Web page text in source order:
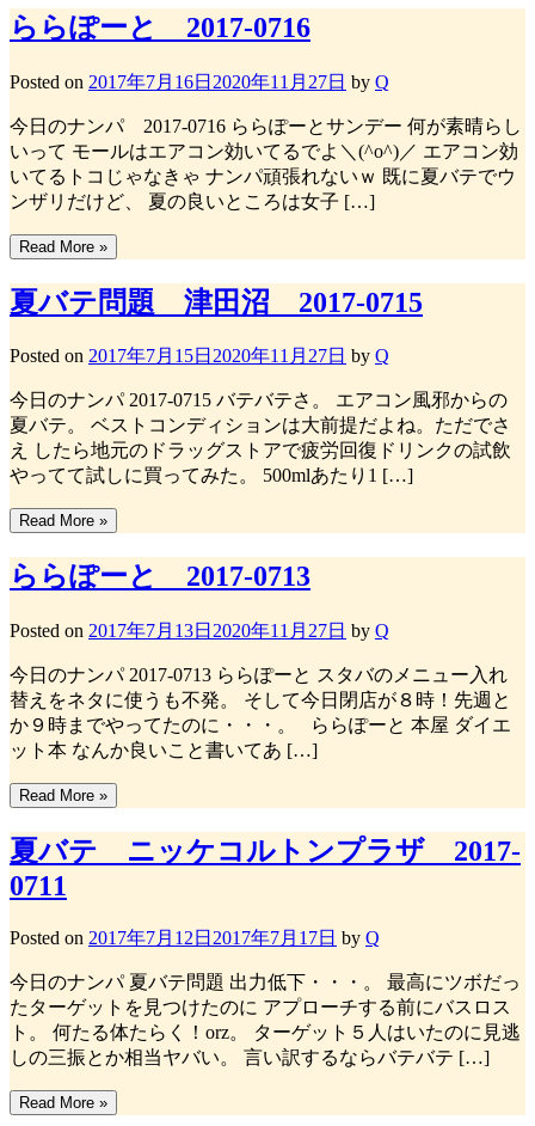
ららぽーと 2017-0716
Posted on 2017年7月16日 2020年11月27日 by Q
今日のナンパ 2017-0716 ららぽーとサンデー 何が素晴らし
いって モールはエアコン効いてるでよ＼(^o^)／ エアコン効
いてるトコじゃなきゃ ナンパ頑張れないｗ 既に夏バテでウ
ンザリだけど、 夏の良いところは女子 […]
Read More »
夏バテ問題 津田沼 2017-0715
Posted on 2017年7月15日 2020年11月27日 by Q
今日のナンパ 2017-0715 バテバテさ。 エアコン風邪からの
夏バテ。 ベストコンディションは大前提だよね。ただでさ
え したら地元のドラッグストアで疲労回復ドリンクの試飲
やってて試しに買ってみた。 500mlあたり1 […]
Read More »
ららぽーと 2017-0713
Posted on 2017年7月13日 2020年11月27日 by Q
今日のナンパ 2017-0713 ららぽーと スタバのメニュー入れ
替えをネタに使うも不発。 そして今日閉店が８時！先週と
か９時までやってたのに・・・。 ららぽーと 本屋 ダイエ
ット本 なんか良いこと書いてあ […]
Read More »
夏バテ ニッケコルトンプラザ 2017-
0711
Posted on 2017年7月12日 2017年7月17日 by Q
今日のナンパ 夏バテ問題 出力低下・・・。 最高にツボだっ
たターゲットを見つけたのに アプローチする前にバスロス
ト。 何たる体たらく！orz。 ターゲット５人はいたのに見逃
しの三振とか相当ヤバい。 言い訳するならバテバテ […]
Read More »